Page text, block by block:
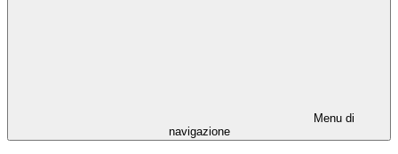
Menu di
navigazione